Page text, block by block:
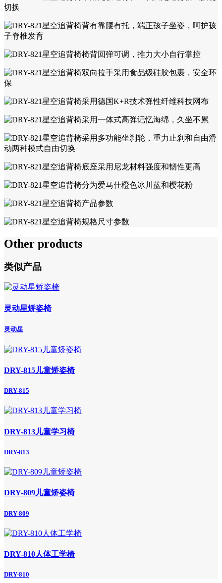
Other products
类似产品
灵动星矫姿椅
灵动星
DRY-815儿童矫姿椅
DRY-815
DRY-813儿童学习椅
DRY-813
DRY-809儿童矫姿椅
DRY-809
DRY-810人体工学椅
DRY-810